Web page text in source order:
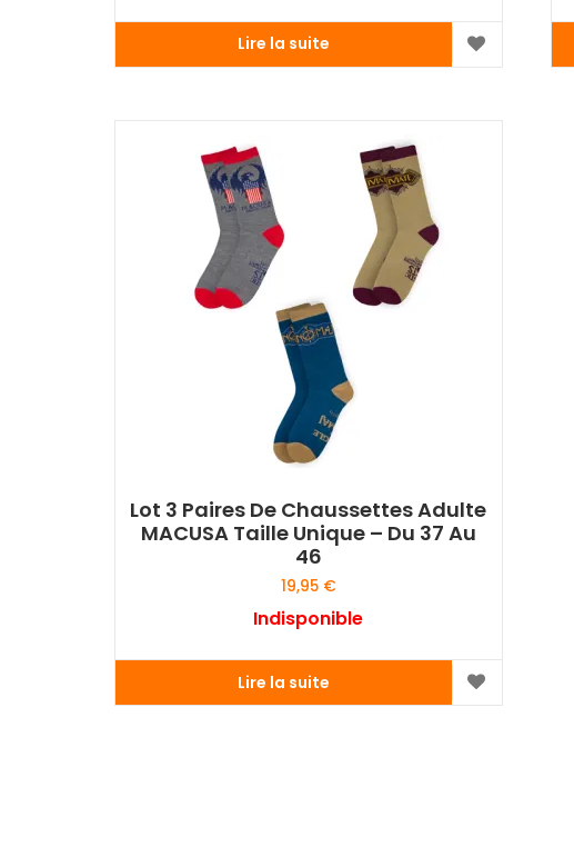
Lire la suite
Lot 3 Paires De Chaussettes Adulte
MACUSA Taille Unique – Du 37 Au
46
19,95 €
Indisponible
Lire la suite